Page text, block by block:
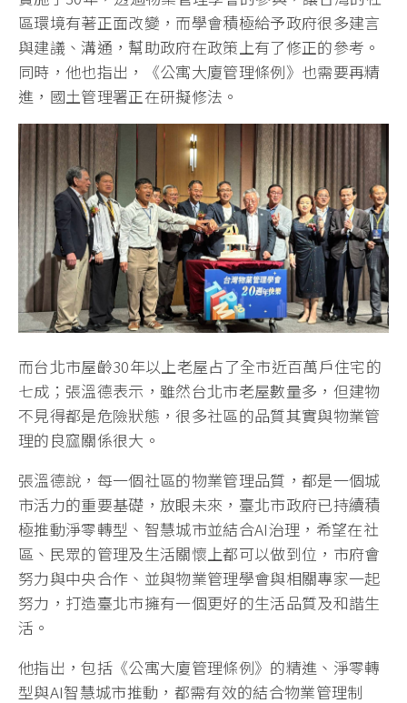
區環境有著正面改變，而學會積極給予政府很多建言
與建議、溝通，幫助政府在政策上有了修正的參考。
同時，他也指出，《公寓大廈管理條例》也需要再精
進，國土管理署正在研擬修法。
而台北市屋齡30年以上老屋占了全市近百萬戶住宅的
七成；張溫德表示，雖然台北市老屋數量多，但建物
不見得都是危險狀態，很多社區的品質其實與物業管
理的良窳關係很大。
張溫德說，每一個社區的物業管理品質，都是一個城
市活力的重要基礎，放眼未來，臺北市政府已持續積
極推動淨零轉型、智慧城市並結合AI治理，希望在社
區、民眾的管理及生活關懷上都可以做到位，市府會
努力與中央合作、並與物業管理學會與相關專家一起
努力，打造臺北市擁有一個更好的生活品質及和諧生
活。
他指出，包括《公寓大廈管理條例》的精進、淨零轉
型與AI智慧城市推動，都需有效的結合物業管理制